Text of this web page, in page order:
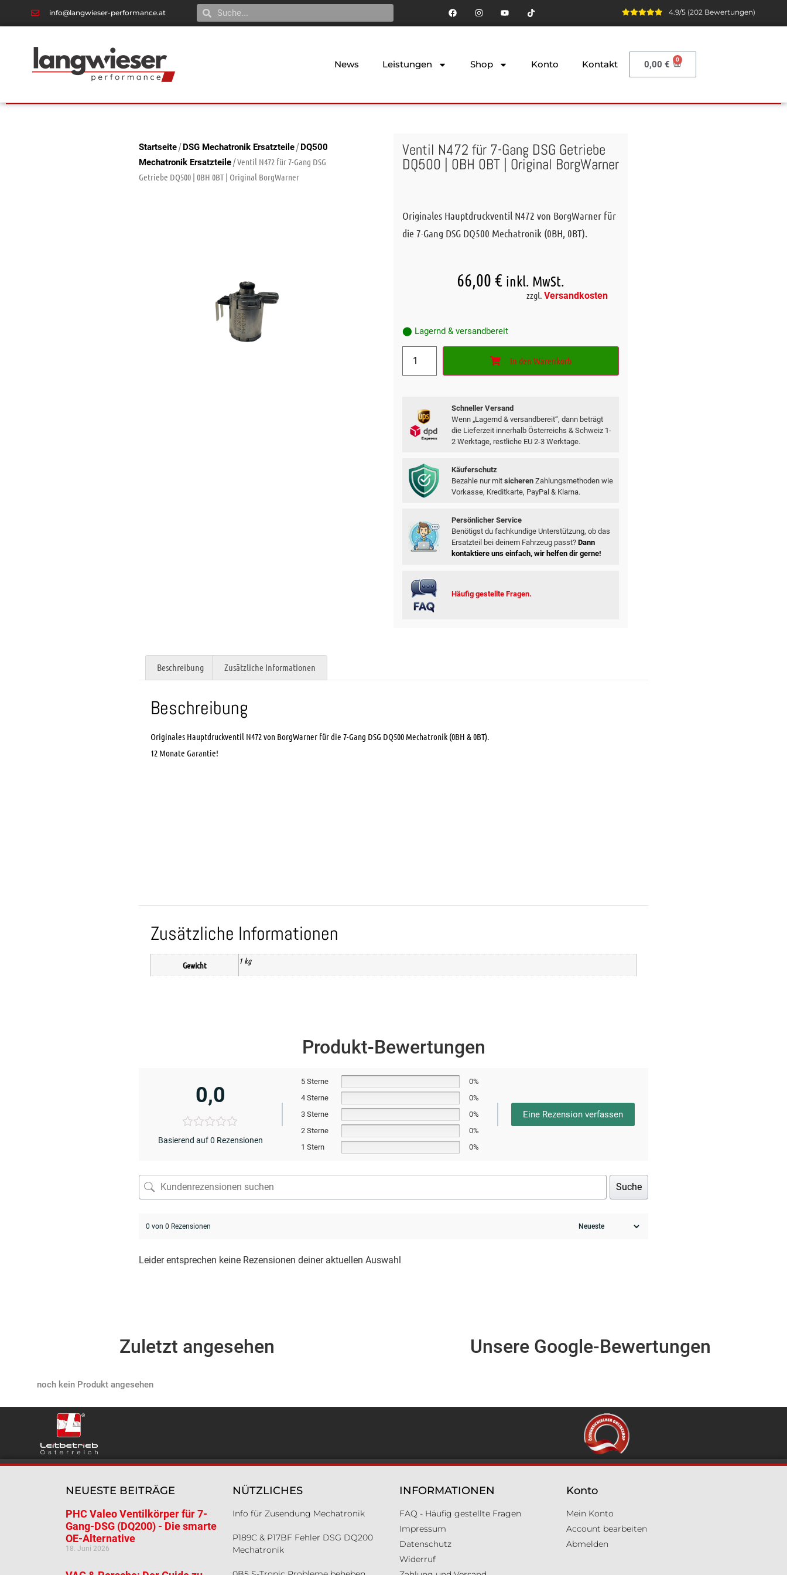
info@langwieser-performance.at 4.9/5 (202 Bewertungen)
News Leistungen Shop Konto Kontakt 0,00€
Startseite/DSG Mechatronik Ersatzteile/DQ500
Mechatronik Ersatzteile/ Ventil N472 für 7-Gang DSG
Getriebe DQ500 | 0BH 0BT | Original BorgWarner
Ventil N472 für 7-Gang DSG Getriebe
DQ500 | 0BH 0BT | Original BorgWarner
Originales Hauptdruckventil N472 von BorgWarner für
die 7-Gang DSG DQ500 Mechatronik (0BH, 0BT).
66,00€ inkl. MwSt.
zzgl. Versandkosten
⬤ Lagernd & versandbereit
In den Warenkorb
Schneller Versand
Wenn „Lagernd & versandbereit“, dann beträgt
die Lieferzeit innerhalb Österreichs & Schweiz 1-
2 Werktage, restliche EU 2-3 Werktage.
Käuferschutz
Bezahle nur mit sicheren Zahlungsmethoden wie
Vorkasse, Kreditkarte, PayPal & Klarna.
Persönlicher Service
Benötigst du fachkundige Unterstützung, ob das
Ersatzteil bei deinem Fahrzeug passt? Dann
kontaktiere uns einfach, wir helfen dir gerne!
Häufig gestellte Fragen.
Beschreibung Zusätzliche Informationen
Beschreibung
Originales Hauptdruckventil N472 von BorgWarner für die 7-Gang DSG DQ500 Mechatronik (0BH & 0BT).
12 Monate Garantie!
Zusätzliche Informationen
Gewicht 1 kg
Produkt-Bewertungen
0,0
Basierend auf 0 Rezensionen
5 Sterne
0%
4 Sterne
0%
3 Sterne
0%
2 Sterne
0%
1 Stern
0%
Eine Rezension verfassen
Suche
0 von 0 Rezensionen
Leider entsprechen keine Rezensionen deiner aktuellen Auswahl
Zuletzt angesehen
Products not found
Unsere Google-Bewertungen
NEUESTE BEITRÄGE
PHC Valeo Ventilkörper für 7-
Gang-DSG (DQ200) - Die smarte
OE-Alternative
18. Juni 2026
NÜTZLICHES
Info für Zusendung Mechatronik
P189C & P17BF Fehler DSG DQ200
Mechatronik
INFORMATIONEN
FAQ - Häufig gestellte Fragen
Impressum
Datenschutz
Widerruf
Konto
Mein Konto
Account bearbeiten
Abmelden